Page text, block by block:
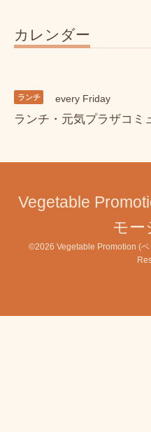
カレンダー
ランチ every Friday
ランチ・元気プラザコミ
Vegetable
モー
©2026 Vegetable Promotion (